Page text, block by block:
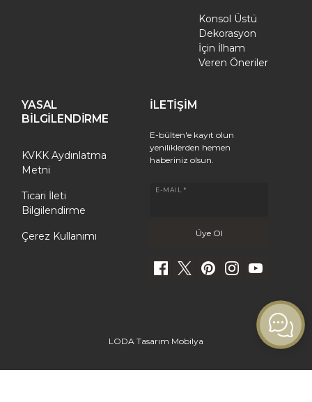
Konsol Üstü
Dekorasyon
İçin İlham
Veren Öneriler
YASAL
BİLGİLENDİRME
KVKK Aydınlatma
Metni
Ticari İleti
Bilgilendirme
Çerez Kullanımı
İLETİŞİM
E-bülten'e kayıt olun
yeniliklerden hemen
haberiniz olsun.
E-MAIL *
LODA Tasarım Mobilya